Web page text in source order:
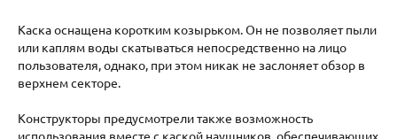
Каска оснащена коротким козырьком. Он не позволяет пыли
или каплям воды скатываться непосредственно на лицо
пользователя, однако, при этом никак не заслоняет обзор в
верхнем секторе.
Конструкторы предусмотрели также возможность